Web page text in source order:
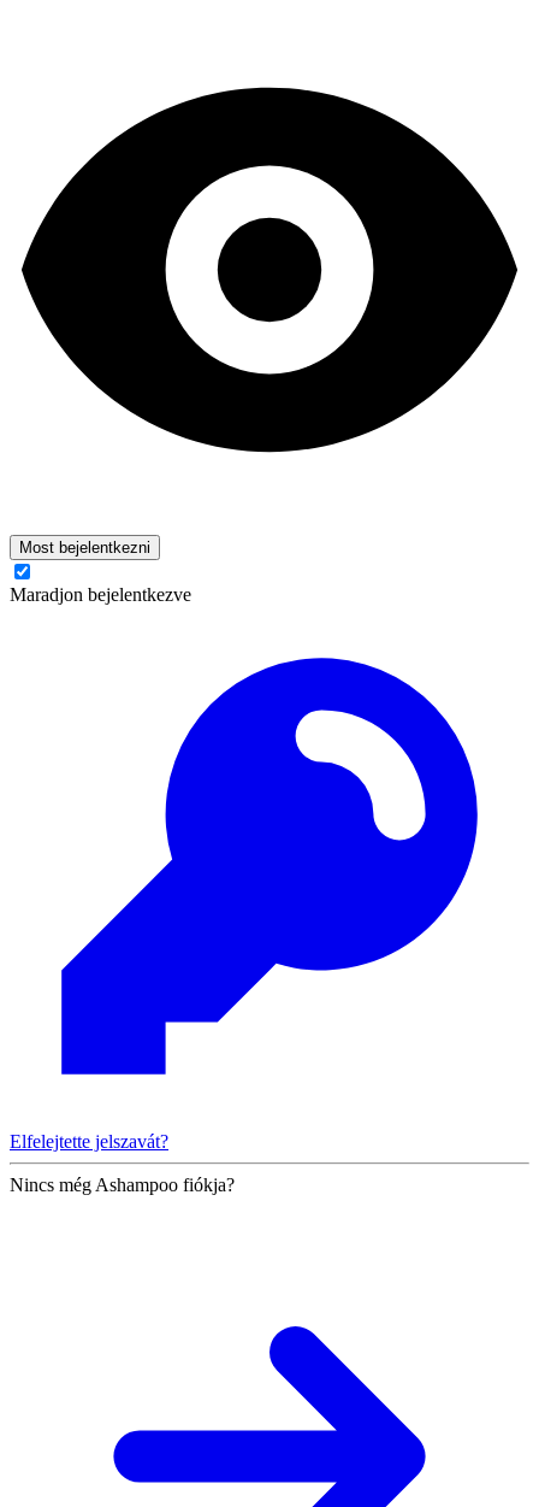
Most bejelentkezni
Maradjon bejelentkezve
Elfelejtette jelszavát?
Nincs még Ashampoo fiókja?